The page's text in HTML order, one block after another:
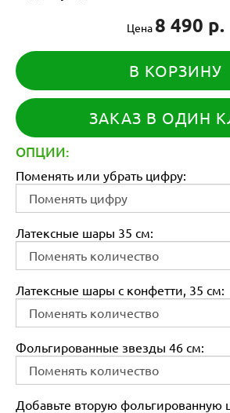
Цена 8 490 р.
В КОРЗИНУ
ЗАКАЗ В ОДИН
ОПЦИИ:
Поменять или убрать цифру:
Латексные шары 35 см:
Латексные шары с конфетти, 35 см:
Фольгированные звезды 46 см:
Добавьте вторую фольгированную